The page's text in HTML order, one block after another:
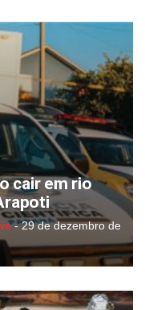
cair em rio
- 29 de dezembro de